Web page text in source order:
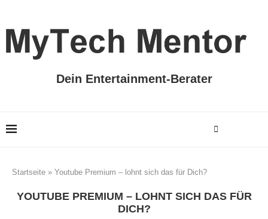
Dein Entertainment-Berater
Startseite » Youtube Premium – lohnt sich das für Dich?
YOUTUBE PREMIUM – LOHNT SICH DAS FÜR
DICH?